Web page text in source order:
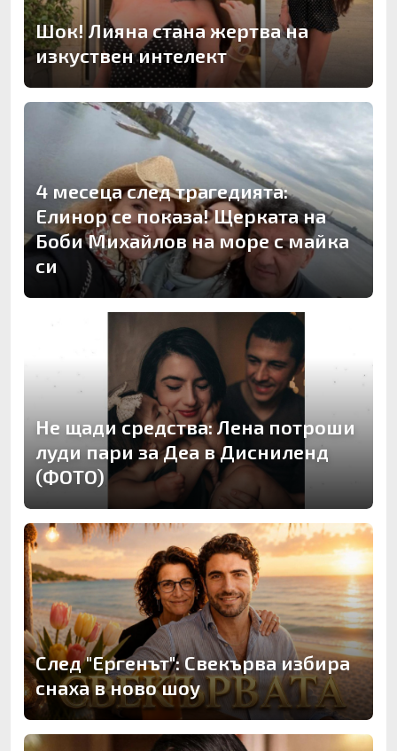
Шок! Лияна стана жертва на
изкуствен интелект
4 месеца след трагедията:
Елинор се показа! Щерката на
Боби Михайлов на море с майка
си
Не щади средства: Лена потроши
луди пари за Деа в Дисниленд
(ФОТО)
След "Ергенът": Свекърва избира
снаха в ново шоу